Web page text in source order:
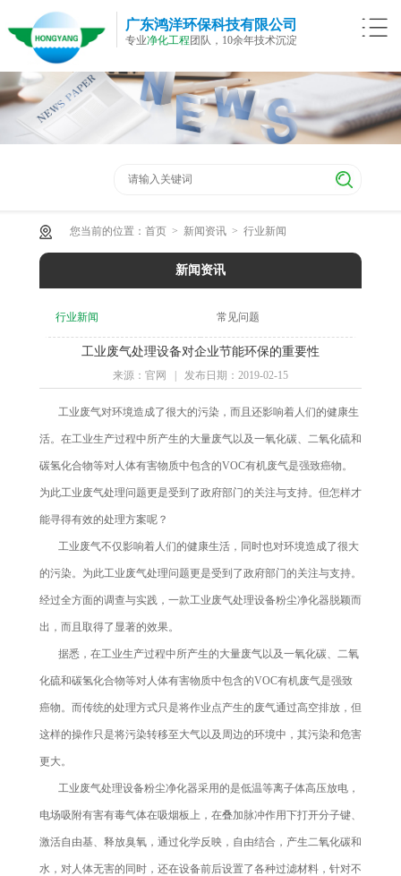
广东鸿洋环保科技有限公司
专业净化工程 团队，10余年技术沉淀
您当前的位置： 首页 > 新闻资讯 > 行业新闻
新闻资讯
行业新闻 常见问题
工业废气处理设备对企业节能环保的重要性
来源：官网 | 发布日期：2019-02-15
工业废气对环境造成了很大的污染，而且还影响着人们的健康生
活。在工业生产过程中所产生的大量废气以及一氧化碳、二氧化硫和
碳氢化合物等对人体有害物质中包含的VOC有机废气是强致癌物。
为此工业废气处理问题更是受到了政府部门的关注与支持。但怎样才
能寻得有效的处理方案呢？
工业废气不仅影响着人们的健康生活，同时也对环境造成了很大
的污染。为此工业废气处理问题更是受到了政府部门的关注与支持。
经过全方面的调查与实践，一款工业废气处理设备粉尘净化器脱颖而
出，而且取得了显著的效果。
据悉，在工业生产过程中所产生的大量废气以及一氧化碳、二氧
化硫和碳氢化合物等对人体有害物质中包含的VOC有机废气是强致
癌物。而传统的处理方式只是将作业点产生的废气通过高空排放，但
这样的操作只是将污染转移至大气以及周边的环境中，其污染和危害
更大。
工业废气处理设备粉尘净化器采用的是低温等离子体高压放电，
电场吸附有害有毒气体在吸烟板上，在叠加脉冲作用下打开分子键、
激活自由基、释放臭氧，通过化学反映，自由结合，产生二氧化碳和
水，对人体无害的同时，还在设备前后设置了各种过滤材料，针对不